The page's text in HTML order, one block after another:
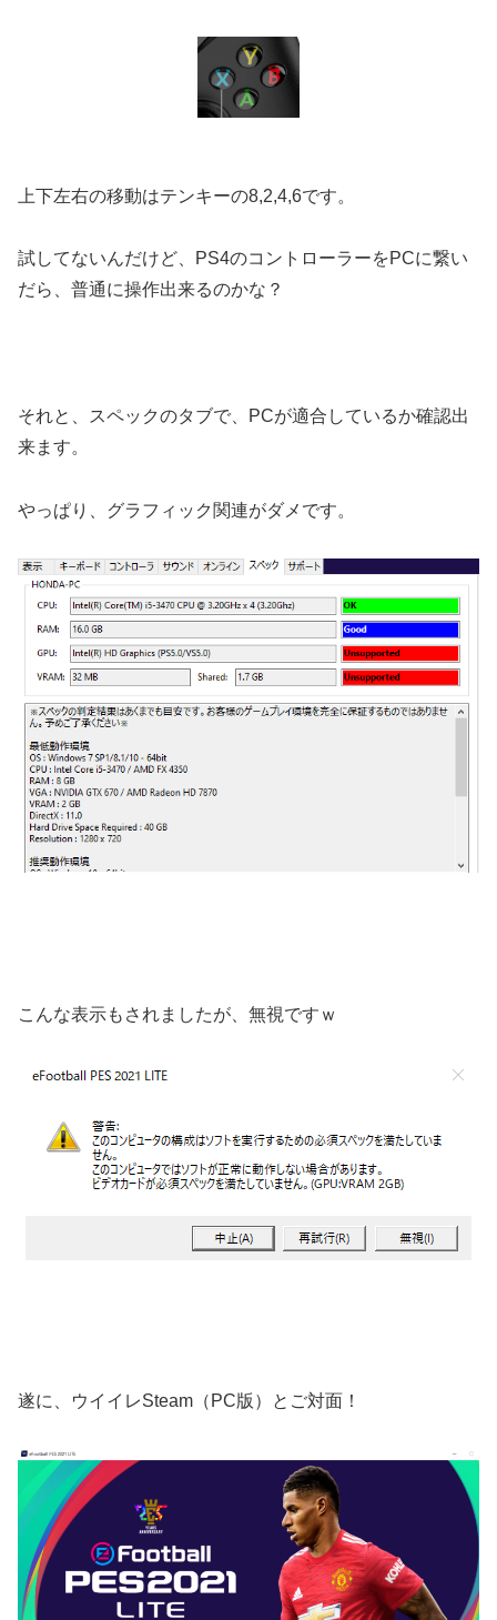
上下左右の移動はテンキーの8,2,4,6です。
試してないんだけど、PS4のコントローラーをPCに繋い
だら、普通に操作出来るのかな？
それと、スペックのタブで、PCが適合しているか確認出
来ます。
やっぱり、グラフィック関連がダメです。
こんな表示もされましたが、無視ですｗ
遂に、ウイイレSteam（PC版）とご対面！